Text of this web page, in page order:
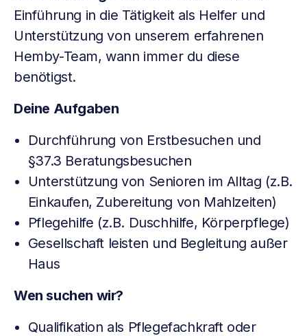
Einführung in die Tätigkeit als Helfer und
Unterstützung von unserem erfahrenen
Hemby-Team, wann immer du diese
benötigst.
Deine Aufgaben
Durchführung von Erstbesuchen und
§37.3 Beratungsbesuchen
Unterstützung von Senioren im Alltag (z.B.
Einkaufen, Zubereitung von Mahlzeiten)
Pflegehilfe (z.B. Duschhilfe, Körperpflege)
Gesellschaft leisten und Begleitung außer
Haus
Wen suchen wir?
Qualifikation als Pflegefachkraft oder